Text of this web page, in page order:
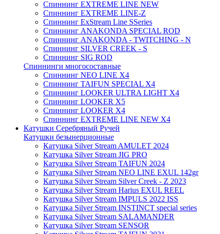
Спиннинг EXTREME LINE NEW
Спиннинг EXTREME LINE-Z
Спиннинг ExStream Line SSeries
Спиннинг ANAKONDA SPECIAL ROD
Спиннинг ANAKONDA - TWITCHING - N
Спиннинг SILVER CREEK - S
Спиннинг SIG ROD
Спиннинги многосоставные
Спиннинг NEO LINE X4
Спиннинг TAIFUN SPECIAL X4
Спиннинг LOOKER ULTRA LIGHT X4
Спиннинг LOOKER X5
Спиннинг LOOKER X4
Спиннинг EXTREME LINE NEW X4
Катушки Серебряный Ручей
Катушки безынерционные
Катушка Silver Stream AMULET 2024
Катушка Silver Stream JIG PRO
Катушка Silver Stream TAIFUN 2024
Катушка Silver Stream NEO LINE EXUL 142gr
Катушка Silver Stream Silver Creek - Z 2023
Катушка Silver Stream Harius EXUL REEL
Катушка Silver Stream IMPULS 2022 ISS
Катушка Silver Stream INSTINCT special series
Катушка Silver Stream SALAMANDER
Катушка Silver Stream SENSOR